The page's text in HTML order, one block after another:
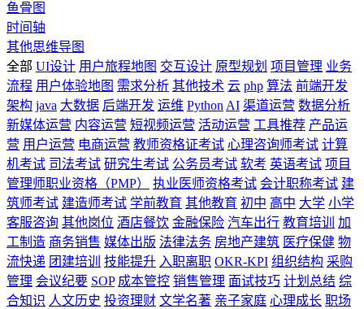
鱼骨图
时间轴
其他思维导图
全部 UI设计 用户旅程地图 交互设计 原型规划 项目管理 业务
流程 用户体验地图 需求分析 其他技术 云 php 算法 前端开发
架构 java 大数据 后端开发 运维 Python AI 渠道运营 数据分析
新媒体运营 内容运营 短视频运营 活动运营 工具推荐 产品运
营 用户运营 电商运营 教师资格证考试 心理咨询师考试 计算
机考试 司法考试 研究生考试 公务员考试 软考 英语考试 项目
管理师职业资格（PMP）
执业医师资格考试 会计职称考试 建
筑师考试 建造师考试 学前教育 其他教育 初中 高中 大学 小学
客服咨询 其他岗位 酒店餐饮 金融保险 汽车出行 教育培训
加
工制造 商务销售 媒体出版 法律法务 房地产建筑 医疗保健 物
流快递 团建培训 技能提升 入职离职 OKR-KPI 组织结构 采购
管理 会议纪要 SOP 成本管控 销售管理 面试技巧 计划总结 综
合知识 人文历史 投资理财 文学名著 亲子家庭 心理成长 职场